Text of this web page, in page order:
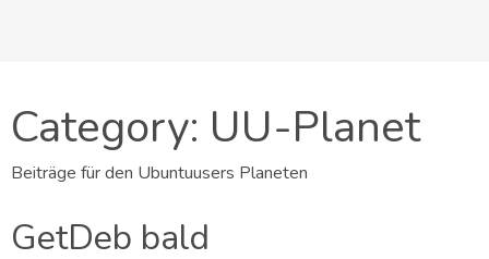
Category: UU-Planet
Beiträge für den Ubuntuusers Planeten
GetDeb bald